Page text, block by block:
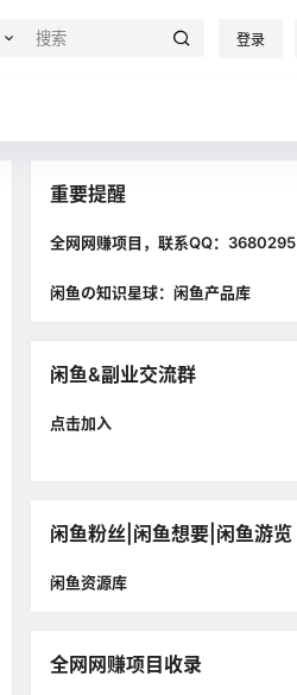
登录
重要提醒
全网网赚项目，联系QQ：3680295
闲鱼の知识星球：闲鱼产品库
闲鱼&副业交流群
点击加入
闲鱼粉丝|闲鱼想要|闲鱼游览
闲鱼资源库
全网网赚项目收录